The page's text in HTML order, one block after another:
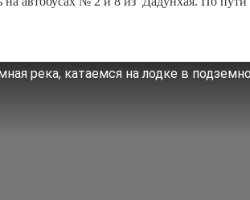
река, катаемся на лодке в